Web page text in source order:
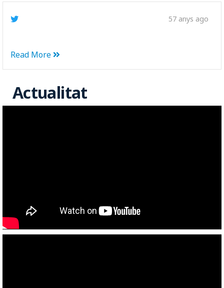
57 anys ago
Read More
Actualitat